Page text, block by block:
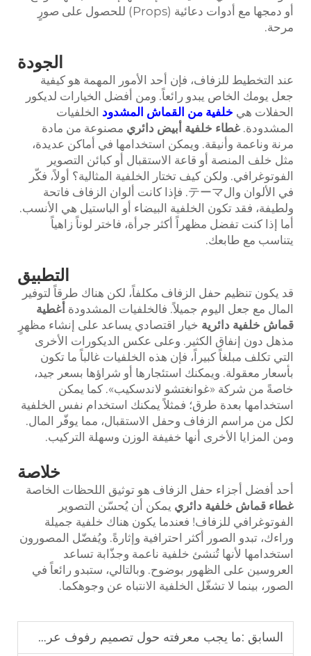
أو دمجها مع أدوات دعائية (Props) للحصول على صورٍ
مرحة.
الجودة
عند التخطيط للزفاف، فإن أحد الأمور المهمة هو كيفية
جعل يومك الخاص يبدو رائعاً. ومن أفضل الخيارات لديكور
الحفلات هي خلفية من القماش المشدودالخلفيات
المشدودة.غطاء خلفية أبيض دائريمصنوعة من مادة
مرنة وناعمة وأنيقة. ويمكن استخدامها في أماكن عديدة،
مثل خلف المنصة أو قاعة الاستقبال أو كبائن التصوير
الفوتوغرافي. ولكن كيف تختار الخلفية المثالية؟ أولاً، فكّر
في الألوان والテーマ. فإذا كانت ألوان الزفاف فاتحة
ولطيفة، فقد تكون الخلفية البيضاء أو الباستيل هي الأنسب.
أما إذا كنت تفضل مظهراً أكثر جرأة، فاختر لوناً زاهياً
يتناسب مع طابعك.
التطبيق
قد يكون تنظيم حفل الزفاف مكلفاً، لكن هناك طرقاً لتوفير
المال مع جعل اليوم جميلاً. فالخلفيات المشدودةأغطية
قماش خلفية دائريةخيار اقتصادي يساعد على إنشاء مظهرٍ
مذهل دون إنفاق الكثير. وعلى عكس الديكورات الأخرى
التي تكلف مبلغاً كبيراً، فإن هذه الخلفيات غالباً ما تكون
بأسعار معقولة. ويمكنك استئجارها أو شراؤها بسعر جيد،
خاصةً من شركة «غوانغتشو لاندسكيب». كما يمكن
استخدامها بعدة طرق؛ فمثلاً يمكنك استخدام نفس الخلفية
لكل من مراسم الزفاف وحفل الاستقبال، مما يوفّر المال.
ومن المزايا الأخرى أنها خفيفة الوزن وسهلة التركيب.
خلاصة
أحد أفضل أجزاء حفل الزفاف هو توثيق اللحظات الخاصة
غطاء قماش خلفية دائرييمكن أن يُحسّن التصوير
الفوتوغرافي للزفاف! فعندما يكون هناك خلفية جميلة
وراءك، تبدو الصور أكثر احترافية وإثارةً. ويُفضّل المصورون
استخدامها لأنها تُنشئ خلفية ناعمة وجذّابة تساعد
العروسين على الظهور بوضوح. وبالتالي، ستبدو رائعاً في
الصور، بينما لا تشغّل الخلفية الانتباه عن وجوهكما.
السابق :ما يجب معرفته حول تصميم رفوف عرض الألعاب المخصصة